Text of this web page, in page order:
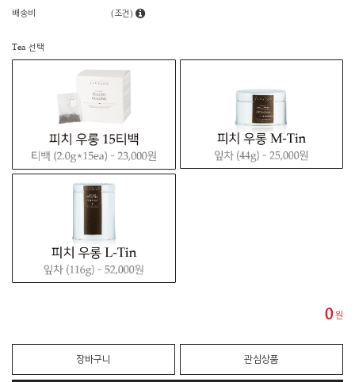
배송비 (조건)
Tea 선택
0 원
장바구니 관심상품